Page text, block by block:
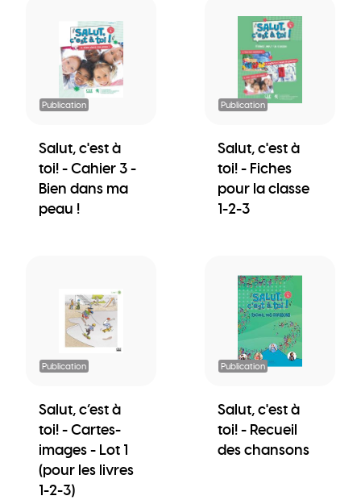
Publication
Salut, c'est à
toi! - Cahier 3 -
Bien dans ma
peau !
Publication
Salut, c'est à
toi! - Fiches
pour la classe
1-2-3
Publication
Salut, c’est à
toi! - Cartes-
images - Lot 1
(pour les livres
1-2-3)
Publication
Salut, c'est à
toi! - Recueil
des chansons